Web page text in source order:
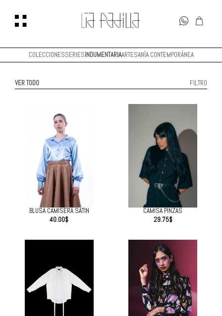
COLECCIONESSERIESINDUMENTARIAARTESANÍA CONTEMPORÁNEA
VER TODO FILTRO
BLUSA CAMISERA SATÍN
40.00$
CAMISA PINZAS
29.75$